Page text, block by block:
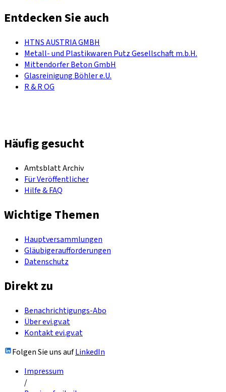
Entdecken Sie auch
HTNS AUSTRIA GMBH
Metall- und Plastikwaren Putz Gesellschaft m.b.H.
Mittendorfer Beton GmbH
Glasreinigung Böhler e.U.
R & R OG
Häufig gesucht
Amtsblatt Archiv
Für Veröffentlicher
Hilfe & FAQ
Wichtige Themen
Hauptversammlungen
Gläubigeraufforderungen
Datenschutz
Direkt zu
Benachrichtigungs-Abo
Über evi.gv.at
Kontakt evi.gv.at
Folgen Sie uns aufLinkedIn
Impressum
/